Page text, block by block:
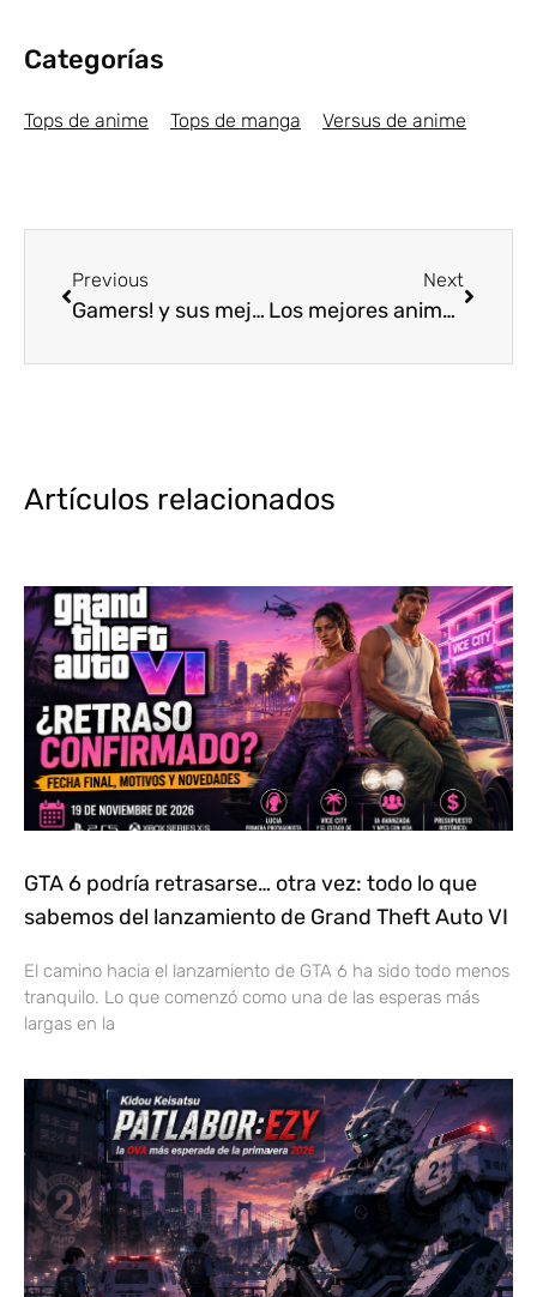
Categorías
Tops de anime Tops de manga Versus de anime
Previous
Gamers! y sus mejores personajes del anime [Top 3]
Next
Los mejores animes románticos [Top 5]
Artículos relacionados
GTA 6 podría retrasarse… otra vez: todo lo que
sabemos del lanzamiento de Grand Theft Auto VI
El camino hacia el lanzamiento de GTA 6 ha sido todo menos
tranquilo. Lo que comenzó como una de las esperas más
largas en la